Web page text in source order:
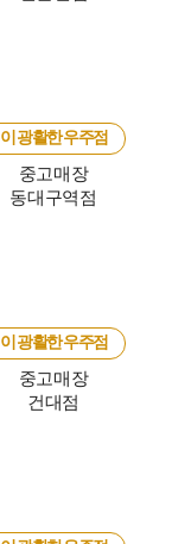
이 광활한 우주점
중고매장
동대구역점
이 광활한 우주점
중고매장
건대점